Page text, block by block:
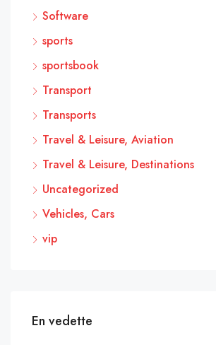
Software
sports
sportsbook
Transport
Transports
Travel & Leisure, Aviation
Travel & Leisure, Destinations
Uncategorized
Vehicles, Cars
vip
En vedette